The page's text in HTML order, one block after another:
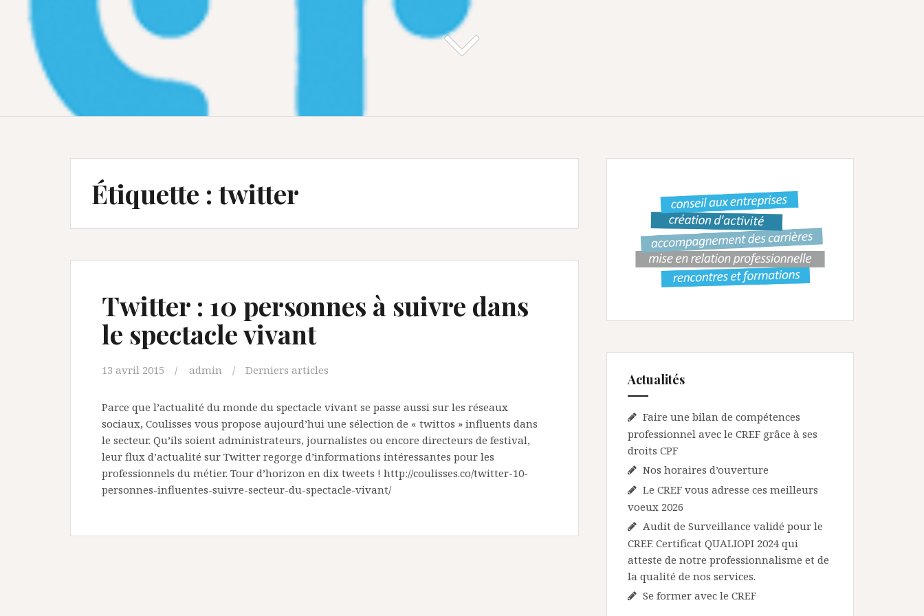
Étiquette :twitter
Twitter : 10 personnes à suivre dans
le spectacle vivant
13 avril 2015 admin Derniers articles
Parce que l’actualité du monde du spectacle vivant se passe aussi sur les réseaux
sociaux, Coulisses vous propose aujourd’hui une sélection de « twittos » influents dans
le secteur. Qu’ils soient administrateurs, journalistes ou encore directeurs de festival,
leur flux d’actualité sur Twitter regorge d’informations intéressantes pour les
professionnels du métier. Tour d’horizon en dix tweets ! http://coulisses.co/twitter-10-
personnes-influentes-suivre-secteur-du-spectacle-vivant/
Actualités
Faire une bilan de compétences
professionnel avec le CREF grâce à ses
droits CPF
Nos horaires d’ouverture
Le CREF vous adresse ces meilleurs
voeux 2026
Audit de Surveillance validé pour le
CREF. Certificat QUALIOPI 2024 qui
atteste de notre professionnalisme et de
la qualité de nos services.
Se former avec le CREF